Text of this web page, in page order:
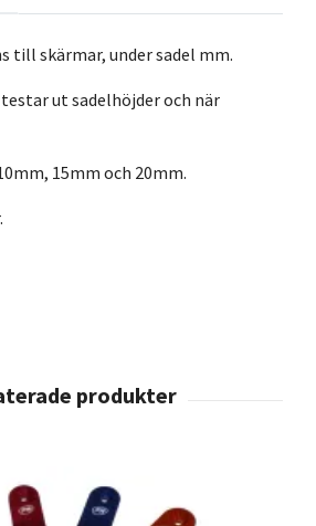
till skärmar, under sadel mm.
ut sadelhöjder och när
15mm och 20mm.